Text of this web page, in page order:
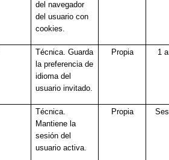
del navegador
del usuario con
cookies.
Técnica. Guarda
la preferencia de
idioma del
usuario invitado.
Propia 1
Técnica.
Mantiene la
sesión del
usuario activa.
Propia